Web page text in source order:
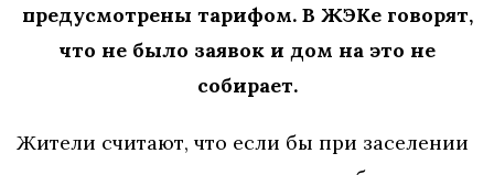
предусмотрены тарифом. В ЖЭКе говорят,
что не было заявок и дом на это не
собирает.
Жители считают, что если бы при заселении